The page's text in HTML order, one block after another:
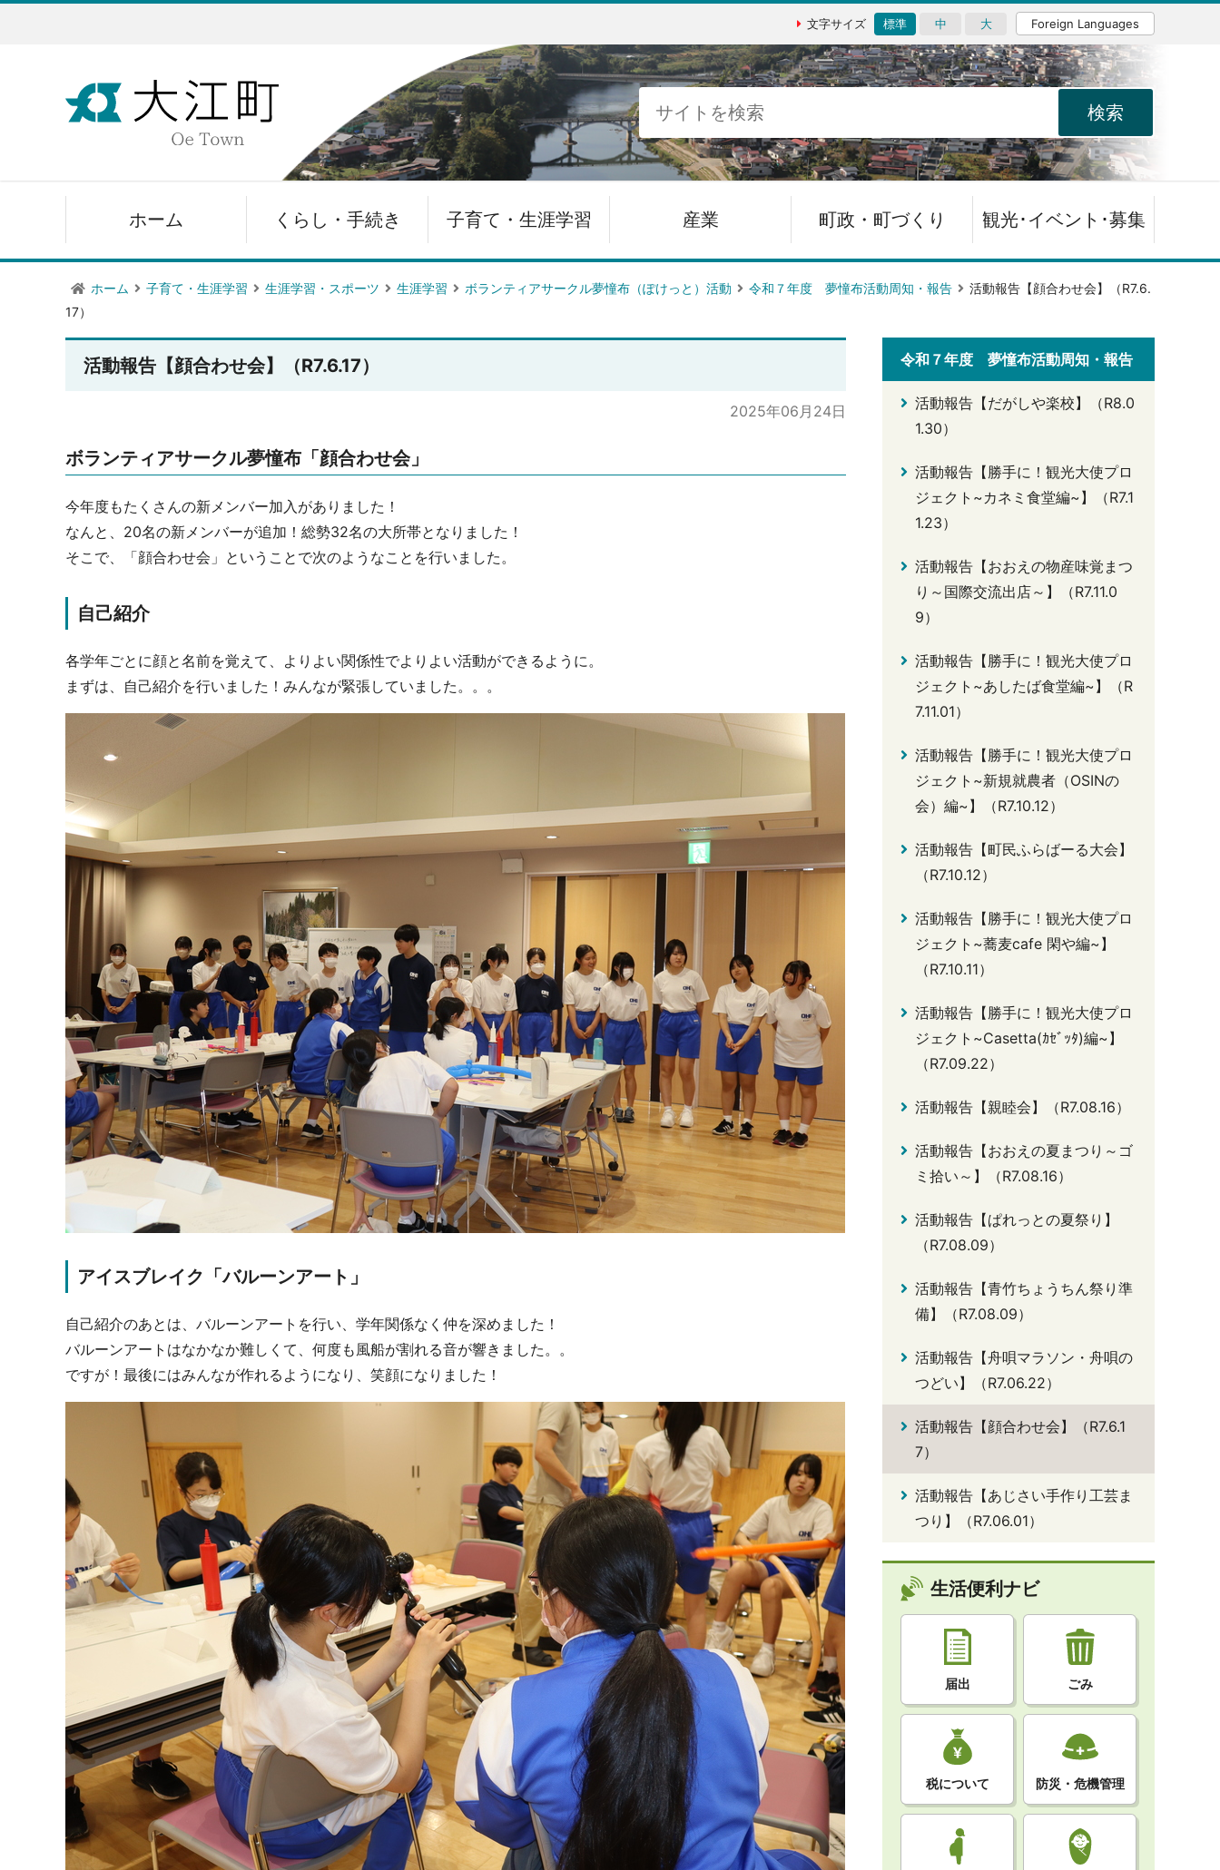
文字サイズ 標準 中 大 Foreign Languages
ホーム くらし・手続き 子育て・生涯学習 産業 町政・町づくり 観光･イベント･募集
ホーム 子育て・生涯学習 生涯学習・スポーツ 生涯学習 ボランティアサークル夢憧布（ぽけっと）活動 令和７年度 夢憧布活動周知・報告
活動報告【顔合わせ会】（R7.6.
17）
活動報告【顔合わせ会】（R7.6.17）
2025年06月24日
ボランティアサークル夢憧布「顔合わせ会」
今年度もたくさんの新メンバー加入がありました！
なんと、20名の新メンバーが追加！総勢32名の大所帯となりました！
そこで、「顔合わせ会」ということで次のようなことを行いました。
自己紹介
各学年ごとに顔と名前を覚えて、よりよい関係性でよりよい活動ができるように。
まずは、自己紹介を行いました！みんなが緊張していました。。。
アイスブレイク「バルーンアート」
自己紹介のあとは、バルーンアートを行い、学年関係なく仲を深めました！
バルーンアートはなかなか難しくて、何度も風船が割れる音が響きました。。
ですが！最後にはみんなが作れるようになり、笑顔になりました！
令和７年度 夢憧布活動周知・報告
活動報告【だがしや楽校】（R8.0
1.30）
活動報告【勝手に！観光大使プロ
ジェクト~カネミ食堂編~】（R7.1
1.23）
活動報告【おおえの物産味覚まつ
り～国際交流出店～】（R7.11.0
9）
活動報告【勝手に！観光大使プロ
ジェクト~あしたば食堂編~】（R
7.11.01）
活動報告【勝手に！観光大使プロ
ジェクト~新規就農者（OSINの
会）編~】（R7.10.12）
活動報告【町民ふらばーる大会】
（R7.10.12）
活動報告【勝手に！観光大使プロ
ジェクト~蕎麦cafe 閑や編~】
（R7.10.11）
活動報告【勝手に！観光大使プロ
ジェクト~Casetta(ｶｾﾞｯﾀ)編~】
（R7.09.22）
活動報告【親睦会】（R7.08.16）
活動報告【おおえの夏まつり～ゴ
ミ拾い～】（R7.08.16）
活動報告【ぱれっとの夏祭り】
（R7.08.09）
活動報告【青竹ちょうちん祭り準
備】（R7.08.09）
活動報告【舟唄マラソン・舟唄の
つどい】（R7.06.22）
活動報告【顔合わせ会】（R7.6.1
7）
活動報告【あじさい手作り工芸ま
つり】（R7.06.01）
生活便利ナビ
届出 ごみ
税について 防災・危機管理